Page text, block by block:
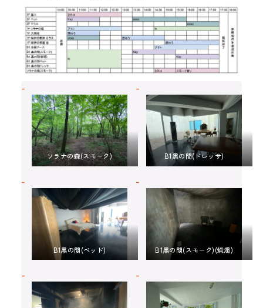
ソラナの森(スモーク) B1黒の間(ドレッサ)
B1黒の間(ベッド) B1黒の間(スモーク)(蝋燭)